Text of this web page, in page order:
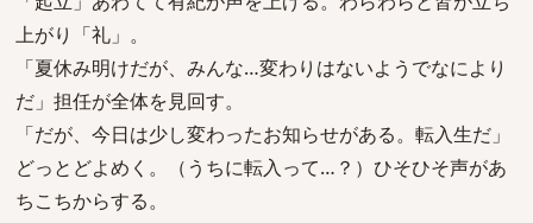
上がり「礼」。
「夏休み明けだが、みんな…変わりはないようでなにより
だ」担任が全体を見回す。
「だが、今日は少し変わったお知らせがある。転入生だ」
どっとどよめく。（うちに転入って…？）ひそひそ声があ
ちこちからする。